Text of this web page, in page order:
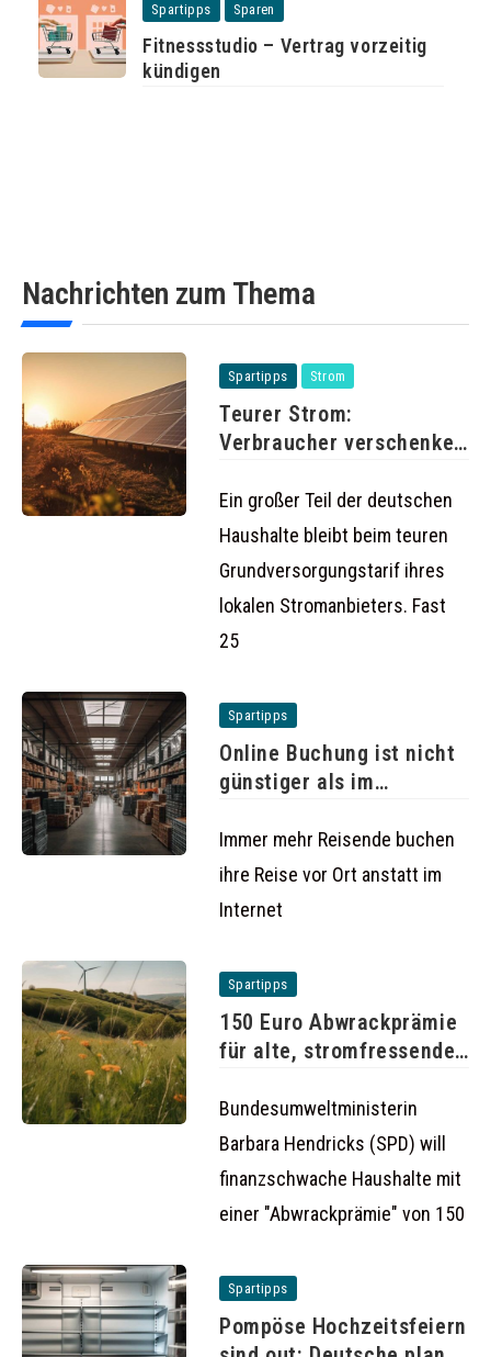
Spartipps Sparen
Fitnessstudio – Vertrag vorzeitig
kündigen
Nachrichten zum Thema
Spartipps Strom
Teurer Strom:
Verbraucher verschenken
Grundversorgung
Ein großer Teil der deutschen
Haushalte bleibt beim teuren
Grundversorgungstarif ihres
lokalen Stromanbieters. Fast
25
Spartipps
Online Buchung ist nicht
günstiger als im
Immer mehr Reisende buchen
ihre Reise vor Ort anstatt im
Internet
Spartipps
150 Euro Abwrackprämie
für alte, stromfressende
Bundesumweltministerin
Barbara Hendricks (SPD) will
finanzschwache Haushalte mit
einer "Abwrackprämie" von 150
Spartipps
Pompöse Hochzeitsfeiern